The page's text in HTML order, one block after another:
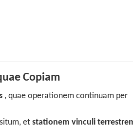
Copiam
, quae operationem continuam per
et stationem vinculi